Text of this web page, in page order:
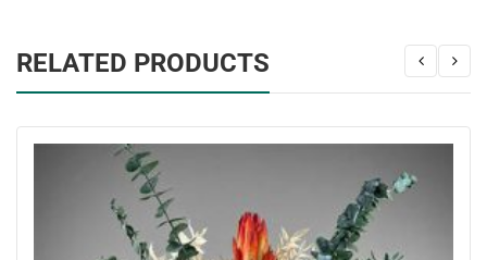
RELATED PRODUCTS